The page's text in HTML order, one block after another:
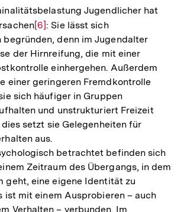
Jugendlicher hat
Zur
Auflösung
der
Fußnote
[6]: Sie lässt sich
begründen, denn im Jugendalter
der Hirnreifung, die mit einer
einhergehen. Außerdem
einer geringeren Fremdkontrolle
sich häufiger in Gruppen
und unstrukturiert Freizeit
setzt sie Gelegenheiten für
aus.
betrachtet befinden sich
Zeitraum des Übergangs, in dem
geht, eine eigene Identität zu
ist mit einem Ausprobieren – auch
Verhalten – verbunden. Im